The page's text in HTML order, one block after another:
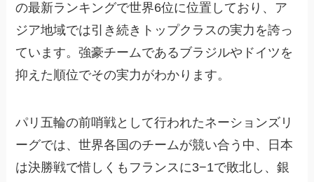
の最新ランキングで世界6位に位置しており、ア
ジア地域では引き続きトップクラスの実力を誇っ
ています。強豪チームであるブラジルやドイツを
抑えた順位でその実力がわかります。
パリ五輪の前哨戦として行われたネーションズリ
ーグでは、世界各国のチームが競い合う中、日本
は決勝戦で惜しくもフランスに3−1で敗北し、銀